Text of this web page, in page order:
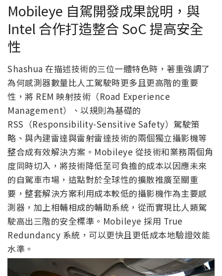
Mobileye 自駕開發成果說明，與
Intel 合作打造整合 SoC 提高安全
性
Shashua 在描述技術的三位一體特色時，著重強調了
為何感測器數量比人工駕駛時更多且更高階的重要
性，將 REM 映射技術（Road Experience
Management）、以規則為基礎的
RSS（Responsibility-Sensitive Safety）駕駛策
略、與內建雷達與雷射雷達技術的兩個獨立攝影機等
整合成有效解決方案。Mobileye 從技術和業務兩個角
度同時切入，將技術降低至可負擔的成本以因應未來
的自駕車市場，這點對於全球性的擴散推廣至關重
要，整套解決方案利用成本較低的攝影機作為主要感
測器，加上相輔相成的輔助系統，從而實現比人類駕
駛高出三階的安全標準。Mobileye 採用 True
Redundancy 系統，可以更快且更低成本地驗證效能
水準。